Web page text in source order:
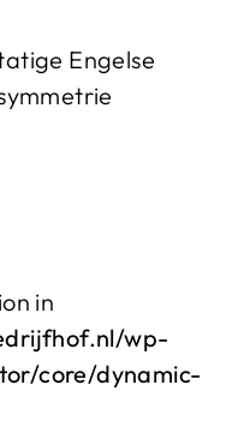
Engelse
in
wp-
core/dynamic-